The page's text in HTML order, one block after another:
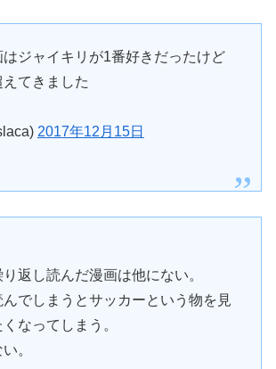
ジャイキリが1番好きだったけど
てきました
2017年12月15日
返し読んだ漫画は他にない。
んでしまうとサッカーという物を見
なってしまう。
。